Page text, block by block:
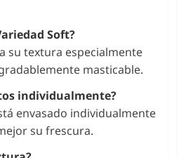
Soft?
su textura especialmente
masticable.
individualmente?
envasado individualmente
su frescura.